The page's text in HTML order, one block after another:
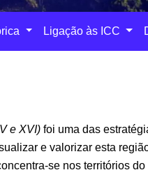
Ligação às ICC
e XVI) foi uma das
e valorizar esta
se nos territórios